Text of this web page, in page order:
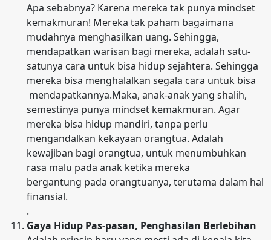
Apa sebabnya? Karena mereka tak punya mindset
kemakmuran! Mereka tak paham bagaimana
mudahnya menghasilkan uang. Sehingga,
mendapatkan warisan bagi mereka, adalah satu-
satunya cara untuk bisa hidup sejahtera. Sehingga
mereka bisa menghalalkan segala cara untuk bisa
mendapatkannya.Maka, anak-anak yang shalih,
semestinya punya mindset kemakmuran. Agar
mereka bisa hidup mandiri, tanpa perlu
mengandalkan kekayaan orangtua. Adalah
kewajiban bagi orangtua, untuk menumbuhkan
rasa malu pada anak ketika mereka
bergantung pada orangtuanya, terutama dalam hal
finansial.
.
Gaya Hidup Pas-pasan, Penghasilan Berlebihan